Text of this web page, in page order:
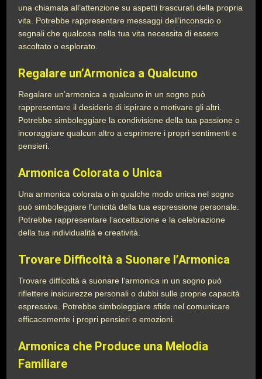
una chiamata all’attenzione su aspetti trascurati della propria
vita. Potrebbe rappresentare messaggi dell’inconscio o
segnali che qualcosa nella tua vita necessita di essere
ascoltato o esplorato.
Regalare un’Armonica a Qualcuno
Regalare un’armonica a qualcuno in un sogno può
rappresentare il desiderio di ispirare o motivare gli altri.
Potrebbe simboleggiare la condivisione della tua passione o
incoraggiare qualcun altro a esprimere i propri sentimenti e
pensieri.
Armonica Colorata o Unica
Una armonica colorata o in qualche modo unica nel sogno
può simboleggiare l’unicità della tua espressione personale.
Potrebbe rappresentare l’accettazione e la celebrazione
della tua individualità e creatività.
Trovare Difficoltà a Suonare l’Armonica
Trovare difficoltà a suonare l’armonica in un sogno può
riflettere insicurezze personali o dubbi sulle proprie capacità
espressive. Potrebbe simboleggiare sfide nel comunicare
efficacemente i propri pensieri o emozioni.
Armonica che Produce una Melodia
Familiare